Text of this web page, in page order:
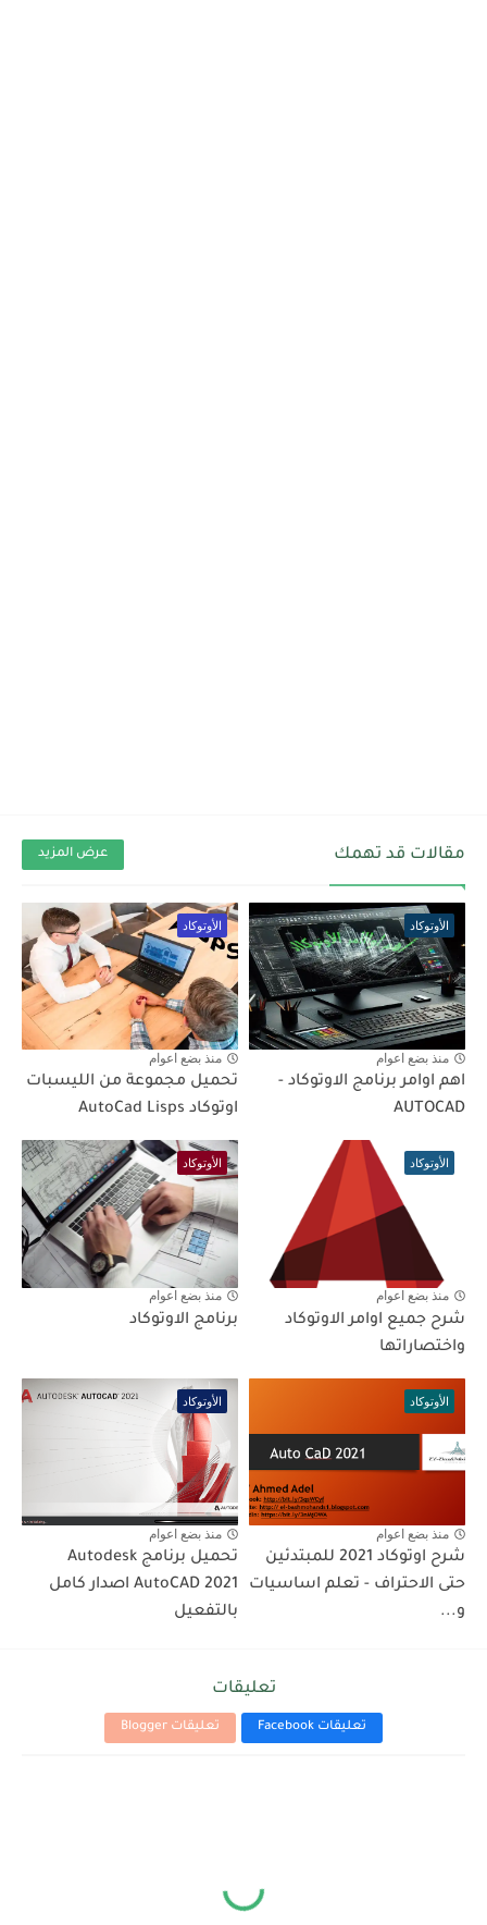
مقالات قد تهمك عرض المزيد
الأوتوكاد
منذ بضع اعوام
اهم اوامر برنامج الاوتوكاد -
AUTOCAD
الأوتوكاد
منذ بضع اعوام
تحميل مجموعة من الليسبات
اوتوكاد AutoCad Lisps
الأوتوكاد
منذ بضع اعوام
شرح جميع اوامر الاوتوكاد
واختصاراتها
الأوتوكاد
منذ بضع اعوام
برنامج الاوتوكاد
الأوتوكاد
منذ بضع اعوام
شرح اوتوكاد 2021 للمبتدئين
حتى الاحتراف - تعلم اساسيات
و...
الأوتوكاد
منذ بضع اعوام
تحميل برنامج Autodesk
AutoCAD 2021 اصدار كامل
بالتفعيل
تعليقات
تعليقات Facebook تعليقات Blogger